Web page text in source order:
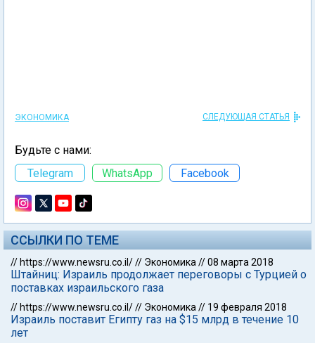
ЭКОНОМИКА СЛЕДУЮЩАЯ СТАТЬЯ
Будьте с нами:
Telegram
WhatsApp Facebook
ССЫЛКИ ПО ТЕМЕ
// https://www.newsru.co.il/// Экономика //08 марта 2018
Штайниц: Израиль продолжает переговоры с Турцией о
поставках израильского газа
// https://www.newsru.co.il/// Экономика // 19 февраля 2018
Израиль поставит Египту газ на $15 млрд в течение 10
лет